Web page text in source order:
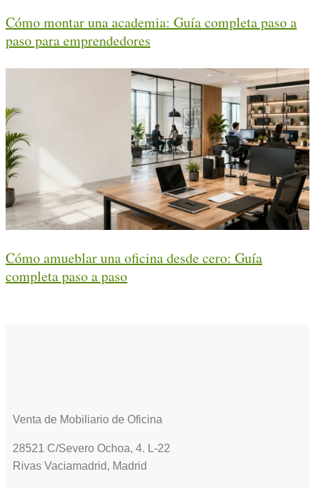
Cómo montar una academia: Guía completa paso a
paso para emprendedores
Cómo amueblar una oficina desde cero: Guía
completa paso a paso
Venta de Mobiliario de Oficina
28521 C/Severo Ochoa, 4. L-22
Rivas Vaciamadrid, Madrid